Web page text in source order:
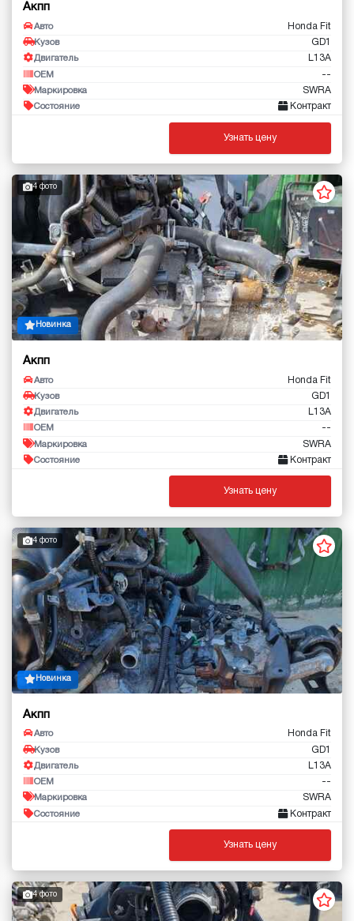
Акпп
Авто Honda Fit
Кузов GD1
Двигатель L13A
OEM --
Маркировка SWRA
Состояние Контракт
Узнать цену
4 фото
Новинка
Акпп
Авто Honda Fit
Кузов GD1
Двигатель L13A
OEM --
Маркировка SWRA
Состояние Контракт
Узнать цену
4 фото
Новинка
Акпп
Авто Honda Fit
Кузов GD1
Двигатель L13A
OEM --
Маркировка SWRA
Состояние Контракт
Узнать цену
4 фото